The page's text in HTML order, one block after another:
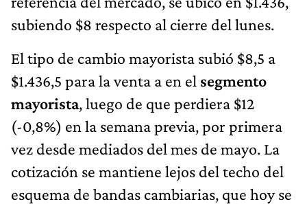
subiendo $8 respecto al cierre del lunes.
El tipo de cambio mayorista subió $8,5 a
$1.436,5 para la venta a en el segmento
mayorista, luego de que perdiera $12
(-0,8%) en la semana previa, por primera
vez desde mediados del mes de mayo. La
cotización se mantiene lejos del techo del
esquema de bandas cambiarias, que hoy se